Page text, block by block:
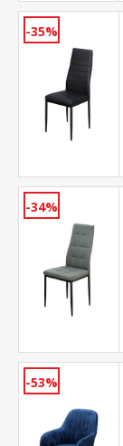
-35%
-34%
-53%